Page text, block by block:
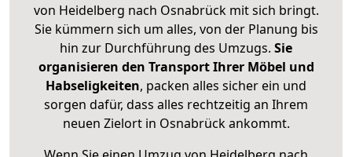
von Heidelberg nach Osnabrück mit sich bringt.
Sie kümmern sich um alles, von der Planung bis
hin zur Durchführung des Umzugs. Sie
organisieren den Transport Ihrer Möbel und
Habseligkeiten, packen alles sicher ein und
sorgen dafür, dass alles rechtzeitig an Ihrem
neuen Zielort in Osnabrück ankommt.